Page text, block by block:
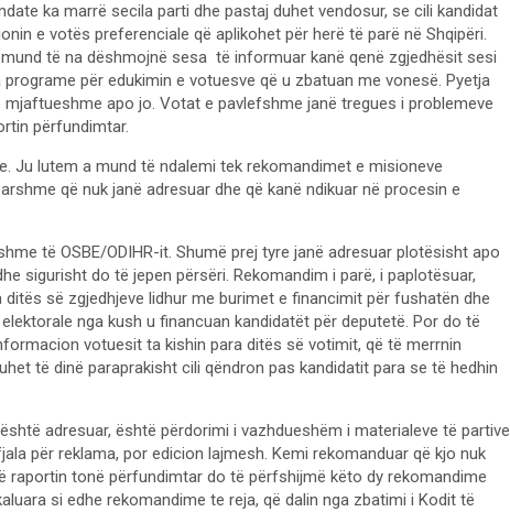
ka marrë secila parti dhe pastaj duhet vendosur, se cili kandidat
e votës preferenciale që aplikohet për herë të parë në Shqipëri.
të na dëshmojnë sesa të informuar kanë qenë zgjedhësit sesi
për edukimin e votuesve që u zbatuan me vonesë. Pyetja
apo jo. Votat e pavlefshme janë tregues i problemeve
përfundimtar.
Ju lutem a mund të ndalemi tek rekomandimet e misioneve
që nuk janë adresuar dhe që kanë ndikuar në procesin e
të OSBE/ODIHR-it. Shumë prej tyre janë adresuar plotësisht apo
sigurisht do të jepen përsëri. Rekomandim i parë, i paplotësuar,
së zgjedhjeve lidhur me burimet e financimit për fushatën dhe
nga kush u financuan kandidatët për deputetë. Por do të
votuesit ta kishin para ditës së votimit, që të merrnin
të dinë paraprakisht cili qëndron pas kandidatit para se të hedhin
adresuar, është përdorimi i vazhdueshëm i materialeve të partive
për reklama, por edicion lajmesh. Kemi rekomanduar që kjo nuk
raportin tonë përfundimtar do të përfshijmë këto dy rekomandime
si edhe rekomandime te reja, që dalin nga zbatimi i Kodit të